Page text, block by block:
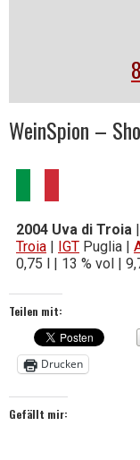
WeinSpion –
2004 Uva di Troia
Troia | IGT Puglia |
0,75 l | 13 % vol |
Teilen mit:
Drucken
Gefällt mir: